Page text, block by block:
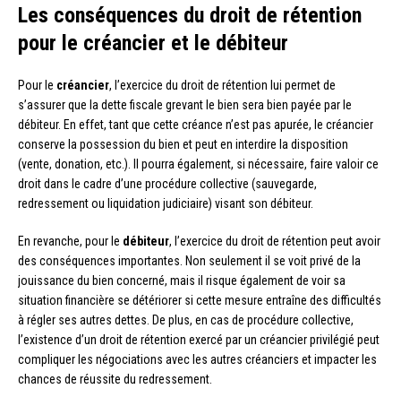
Les conséquences du droit de rétention
pour le créancier et le débiteur
Pour le créancier, l’exercice du droit de rétention lui permet de
s’assurer que la dette fiscale grevant le bien sera bien payée par le
débiteur. En effet, tant que cette créance n’est pas apurée, le créancier
conserve la possession du bien et peut en interdire la disposition
(vente, donation, etc.). Il pourra également, si nécessaire, faire valoir ce
droit dans le cadre d’une procédure collective (sauvegarde,
redressement ou liquidation judiciaire) visant son débiteur.
En revanche, pour le débiteur, l’exercice du droit de rétention peut avoir
des conséquences importantes. Non seulement il se voit privé de la
jouissance du bien concerné, mais il risque également de voir sa
situation financière se détériorer si cette mesure entraîne des difficultés
à régler ses autres dettes. De plus, en cas de procédure collective,
l’existence d’un droit de rétention exercé par un créancier privilégié peut
compliquer les négociations avec les autres créanciers et impacter les
chances de réussite du redressement.